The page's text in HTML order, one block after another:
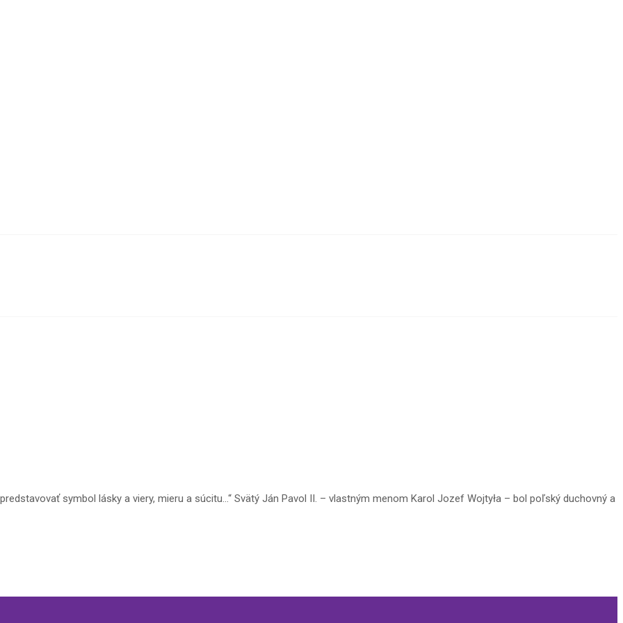
symbol lásky a viery, mieru a súcitu…“ Svätý Ján Pavol II. – vlastným menom Karol Jozef Wojtyła – bol poľský duchovný a